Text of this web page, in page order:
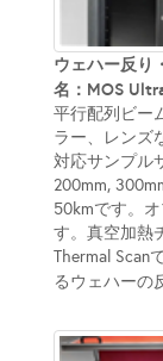
ウェハー反り
名：MOS
平行配列ビー
ラー、レンズ
対応サンプル
200mm,
50kmです。
す。真空加熱
Thermal Scan
るウェハーの